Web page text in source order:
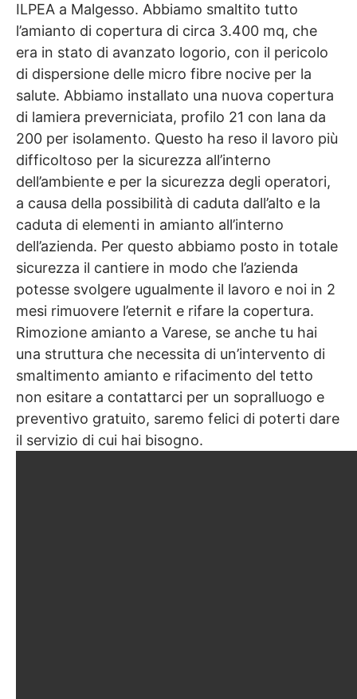
ILPEA a Malgesso. Abbiamo smaltito tutto
l’amianto di copertura di circa 3.400 mq, che
era in stato di avanzato logorio, con il pericolo
di dispersione delle micro fibre nocive per la
salute. Abbiamo installato una nuova copertura
di lamiera preverniciata, profilo 21 con lana da
200 per isolamento. Questo ha reso il lavoro più
difficoltoso per la sicurezza all’interno
dell’ambiente e per la sicurezza degli operatori,
a causa della possibilità di caduta dall’alto e la
caduta di elementi in amianto all’interno
dell’azienda. Per questo abbiamo posto in totale
sicurezza il cantiere in modo che l’azienda
potesse svolgere ugualmente il lavoro e noi in 2
mesi rimuovere l’eternit e rifare la copertura.
Rimozione amianto a Varese, se anche tu hai
una struttura che necessita di un’intervento di
smaltimento amianto e rifacimento del tetto
non esitare a contattarci per un sopralluogo e
preventivo gratuito, saremo felici di poterti dare
il servizio di cui hai bisogno.